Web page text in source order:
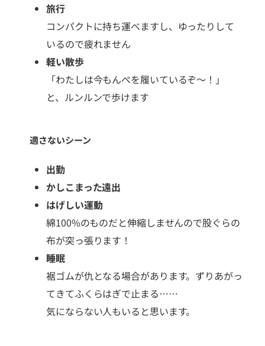
旅行
コンパクトに持ち運べますし、ゆったりして
いるので疲れません
軽い散歩
「わたしは今もんぺを履いているぞ〜！」
と、ルンルンで歩けます
適さないシーン
出勤
かしこまった遠出
はげしい運動
綿100%のものだと伸縮しませんので股ぐらの
布が突っ張ります！
睡眠
裾ゴムが仇となる場合があります。ずりあがっ
てきてふくらはぎで止まる……
気にならない人もいると思います。